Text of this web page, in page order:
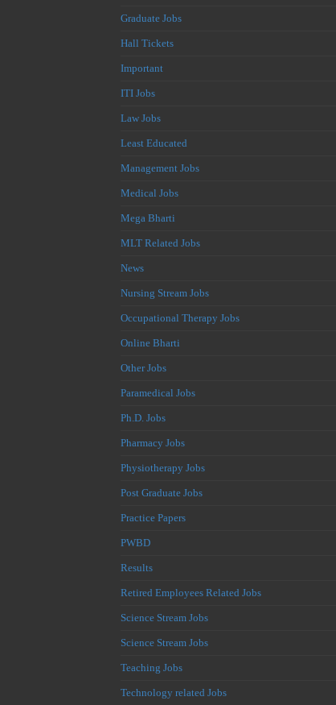
Graduate Jobs
Hall Tickets
Important
ITI Jobs
Law Jobs
Least Educated
Management Jobs
Medical Jobs
Mega Bharti
MLT Related Jobs
News
Nursing Stream Jobs
Occupational Therapy Jobs
Online Bharti
Other Jobs
Paramedical Jobs
Ph.D. Jobs
Pharmacy Jobs
Physiotherapy Jobs
Post Graduate Jobs
Practice Papers
PWBD
Results
Retired Employees Related Jobs
Science Stream Jobs
Science Stream Jobs
Teaching Jobs
Technology related Jobs